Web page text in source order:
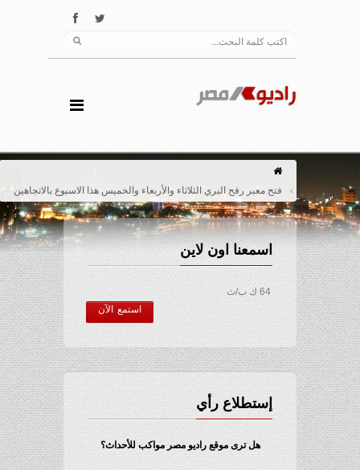
فتح معبر رفح البري الثلاثاء والأربعاء والخميس هذا الاسبوع بالاتجاهين
اسمعنا اون لاين
64 ك ب/ث
استمع الآن
إستطلاع رأي
هل ترى موقع راديو مصر مواكب للأحداث؟